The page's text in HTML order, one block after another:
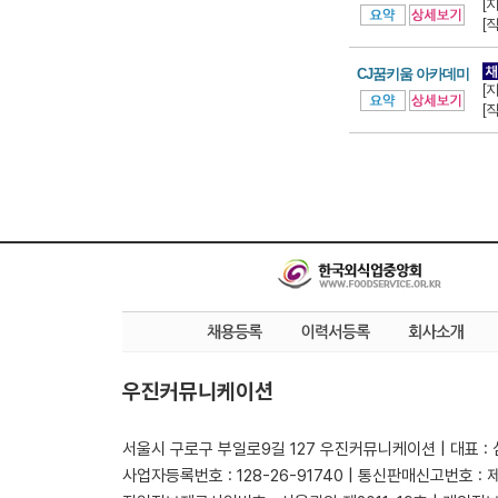
[
[
CJ꿈키움 아카데미
[
[
우진커뮤니케이션
서울시 구로구 부일로9길 127 우진커뮤니케이션 | 대표 :
사업자등록번호 : 128-26-91740 | 통신판매신고번호 :